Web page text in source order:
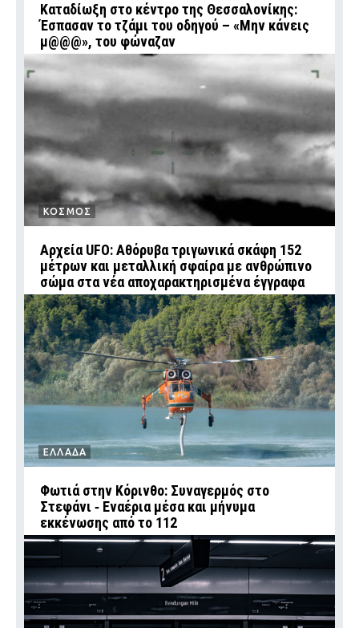
Καταδίωξη στο κέντρο της Θεσσαλονίκης:
Έσπασαν το τζάμι του οδηγού – «Μην κάνεις
μ@@@», του φώναζαν
ΚΟΣΜΟΣ
Αρχεία UFO: Αθόρυβα τριγωνικά σκάφη 152
μέτρων και μεταλλική σφαίρα με ανθρώπινο
σώμα στα νέα αποχαρακτηρισμένα έγγραφα
ΕΛΛΑΔΑ
Φωτιά στην Κόρινθο: Συναγερμός στο
Στεφάνι ‑ Εναέρια μέσα και μήνυμα
εκκένωσης από το 112